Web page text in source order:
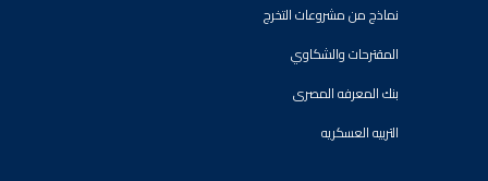
نماذج من مشروعات التخرج
المقترحات والشكاوي
بنك المعرفه المصرى
التربيه العسكريه